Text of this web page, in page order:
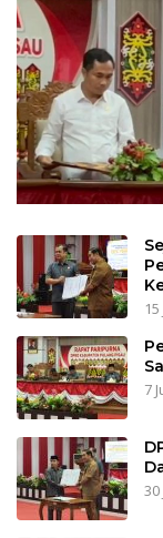
7
30